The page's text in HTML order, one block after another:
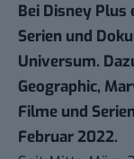
Bei Disney Plus
Serien und
Universum.
Geographic,
Filme und
Februar 2022.